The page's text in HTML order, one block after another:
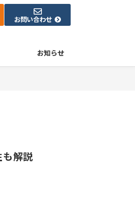
お問い合わせ
お知らせ
解説